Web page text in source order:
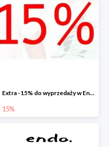
Extra -15% do wyprzedaży w Endo
15%